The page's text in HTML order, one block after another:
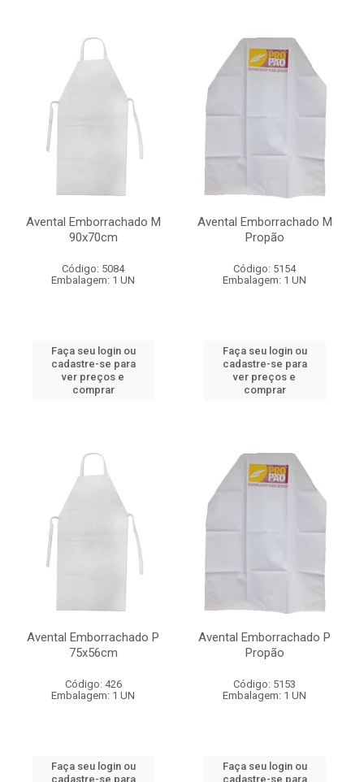
Avental Emborrachado M
90x70cm
Código: 5084
Embalagem: 1 UN
Faça seu login ou
cadastre-se para
ver preços e
comprar
Avental Emborrachado M
Propão
Código: 5154
Embalagem: 1 UN
Faça seu login ou
cadastre-se para
ver preços e
comprar
Avental Emborrachado P
75x56cm
Código: 426
Embalagem: 1 UN
Faça seu login ou
cadastre-se para
Avental Emborrachado P
Propão
Código: 5153
Embalagem: 1 UN
Faça seu login ou
cadastre-se para